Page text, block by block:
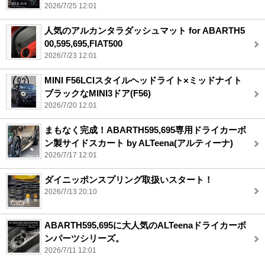
2026/7/25 12:01
人気のアルカンタラダッシュマット for ABARTH5
00,595,695,FIAT500
2026/7/23 12:01
MINI F56LCIスタイルヘッドライト×ミッドナイト
ブラックなMINI3ドア(F56)
2026/7/20 12:01
まもなく完成！ABARTH595,695専用ドライカーボ
ン製サイドスカート by ALTeena(アルティーナ)
2026/7/17 12:01
ダイニッポンスプリング取扱いスタート！
2026/7/13 20:10
ABARTH595,695に大人気のALTeenaドライカーボ
ンパーツシリーズ。
2026/7/11 12:01